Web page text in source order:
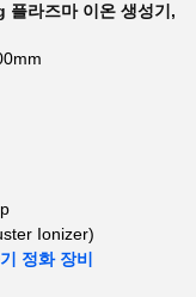
플라즈마 이온 생성기 ,
Ionizer)
정화 장비